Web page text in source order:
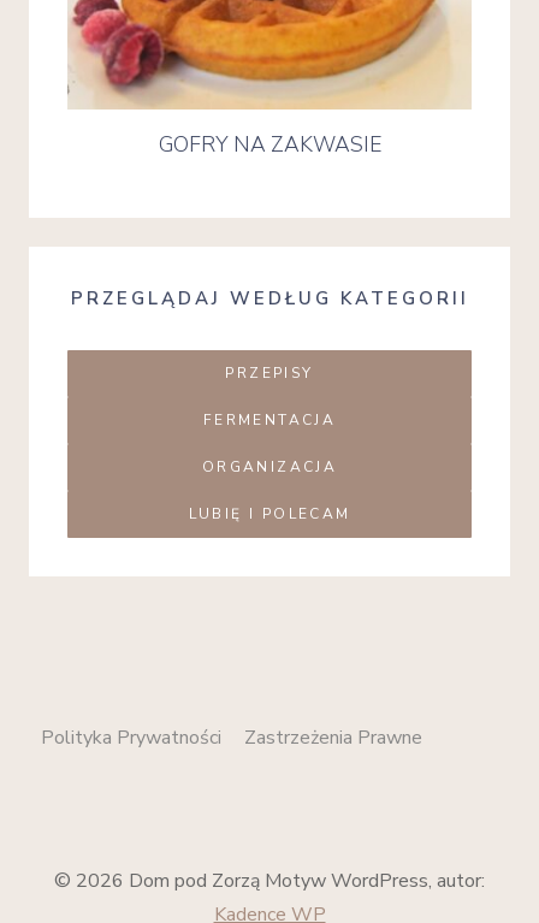
GOFRY NA ZAKWASIE
PRZEGLĄDAJ WEDŁUG KATEGORII
PRZEPISY
FERMENTACJA
ORGANIZACJA
LUBIĘ I POLECAM
Polityka Prywatności Zastrzeżenia Prawne
© 2026 Dom pod Zorzą Motyw WordPress, autor:
Kadence WP